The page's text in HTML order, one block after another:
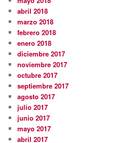
abril 2018
marzo 2018
febrero 2018
enero 2018
diciembre 2017
noviembre 2017
octubre 2017
septiembre 2017
agosto 2017
julio 2017
junio 2017
mayo 2017
abril 2017